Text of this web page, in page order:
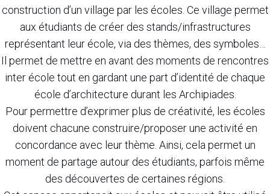
construction d’un village par les écoles. Ce village permet
aux étudiants de créer des stands/infrastructures
représentant leur école, via des thèmes, des symboles…
Il permet de mettre en avant des moments de rencontres
inter école tout en gardant une part d’identité de chaque
école d’architecture durant les Archipiades.
Pour permettre d’exprimer plus de créativité, les écoles
doivent chacune construire/proposer une activité en
concordance avec leur thème. Ainsi, cela permet un
moment de partage autour des étudiants, parfois même
des découvertes de certaines régions.